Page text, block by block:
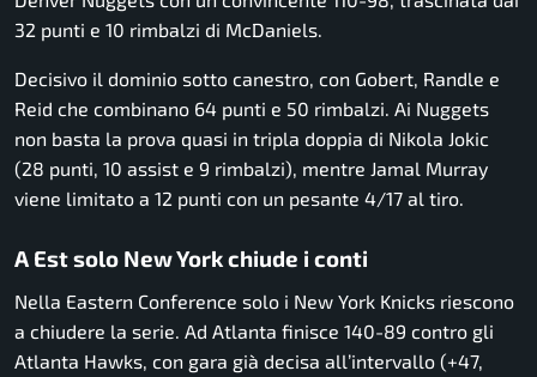
32 punti e 10 rimbalzi di McDaniels.
Decisivo il dominio sotto canestro, con Gobert, Randle e
Reid che combinano 64 punti e 50 rimbalzi. Ai Nuggets
non basta la prova quasi in tripla doppia di Nikola Jokic
(28 punti, 10 assist e 9 rimbalzi), mentre Jamal Murray
viene limitato a 12 punti con un pesante 4/17 al tiro.
A Est solo New York chiude i conti
Nella Eastern Conference solo i New York Knicks riescono
a chiudere la serie. Ad Atlanta finisce 140-89 contro gli
Atlanta Hawks , con gara già decisa all’intervallo (+47,